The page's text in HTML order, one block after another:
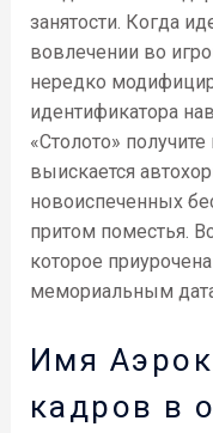
занятости. Когда
вовлечении во
нередко
идентификатора
«Столото»
выискается
новоиспеченных
притом поместья.
которое
мемориальным
Имя
кадров в